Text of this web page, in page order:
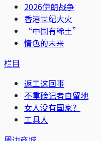
2026伊朗战争
香港世纪大火
“中国有稀土”
情色的未来
栏目
返工这回事
不重磅记者自留地
女人没有国家？
工具人